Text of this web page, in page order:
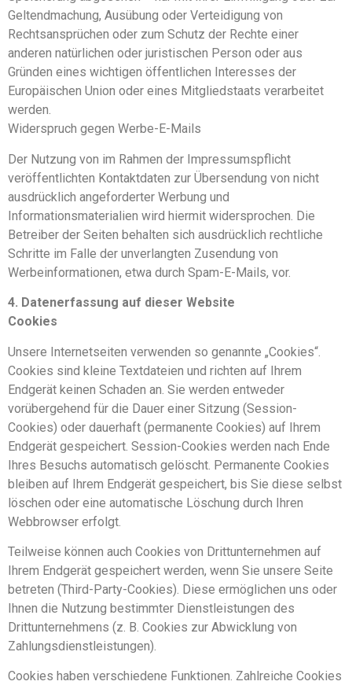
Geltendmachung, Ausübung oder Verteidigung von
Rechtsansprüchen oder zum Schutz der Rechte einer
anderen natürlichen oder juristischen Person oder aus
Gründen eines wichtigen öffentlichen Interesses der
Europäischen Union oder eines Mitgliedstaats verarbeitet
werden.
Widerspruch gegen Werbe-E-Mails
Der Nutzung von im Rahmen der Impressumspflicht
veröffentlichten Kontaktdaten zur Übersendung von nicht
ausdrücklich angeforderter Werbung und
Informationsmaterialien wird hiermit widersprochen. Die
Betreiber der Seiten behalten sich ausdrücklich rechtliche
Schritte im Falle der unverlangten Zusendung von
Werbeinformationen, etwa durch Spam-E-Mails, vor.
4. Datenerfassung auf dieser Website
Cookies
Unsere Internetseiten verwenden so genannte „Cookies“.
Cookies sind kleine Textdateien und richten auf Ihrem
Endgerät keinen Schaden an. Sie werden entweder
vorübergehend für die Dauer einer Sitzung (Session-
Cookies) oder dauerhaft (permanente Cookies) auf Ihrem
Endgerät gespeichert. Session-Cookies werden nach Ende
Ihres Besuchs automatisch gelöscht. Permanente Cookies
bleiben auf Ihrem Endgerät gespeichert, bis Sie diese selbst
löschen oder eine automatische Löschung durch Ihren
Webbrowser erfolgt.
Teilweise können auch Cookies von Drittunternehmen auf
Ihrem Endgerät gespeichert werden, wenn Sie unsere Seite
betreten (Third-Party-Cookies). Diese ermöglichen uns oder
Ihnen die Nutzung bestimmter Dienstleistungen des
Drittunternehmens (z. B. Cookies zur Abwicklung von
Zahlungsdienstleistungen).
Cookies haben verschiedene Funktionen. Zahlreiche Cookies